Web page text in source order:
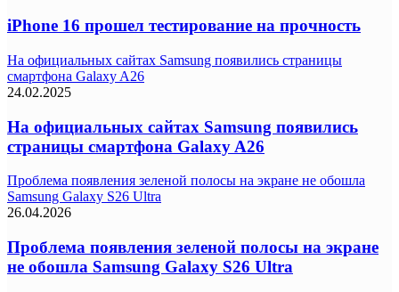
iPhone 16 прошел тестирование на прочность
На официальных сайтах Samsung появились страницы
смартфона Galaxy A26
24.02.2025
На официальных сайтах Samsung появились
страницы смартфона Galaxy A26
Проблема появления зеленой полосы на экране не обошла
Samsung Galaxy S26 Ultra
26.04.2026
Проблема появления зеленой полосы на экране
не обошла Samsung Galaxy S26 Ultra